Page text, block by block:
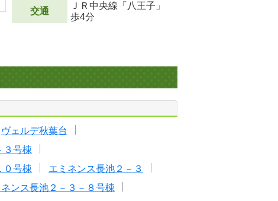
交通
ＪＲ中央線「八王子」
歩4分
ヴェルデ秋葉台
３号棟
０号棟
エミネンス長池２－３
ンス長池２－３－８号棟